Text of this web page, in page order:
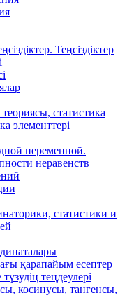
Теңсіздіктер
статистика
элементтері
переменной.
неравенств
статистики и
қарапайым есептер
теңдеулері
косинусы, тангенсы,